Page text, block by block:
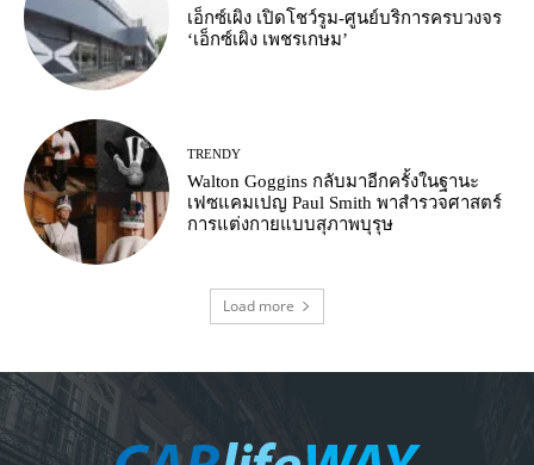
เอ็กซ์เผิง เปิดโชว์รูม-ศูนย์บริการครบวงจร
‘เอ็กซ์เผิง เพชรเกษม’
TRENDY
Walton Goggins กลับมาอีกครั้งในฐานะ
เฟซแคมเปญ Paul Smith พาสำรวจศาสตร์
การแต่งกายแบบสุภาพบุรุษ
Load more